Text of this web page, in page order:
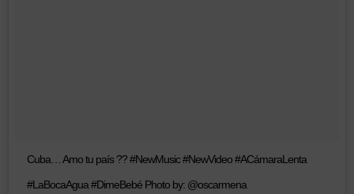
Cuba… Amo tu país ?? #NewMusic #NewVideo #ACámaraLenta
#LaBocaAgua #DimeBebé Photo by: @oscarmena